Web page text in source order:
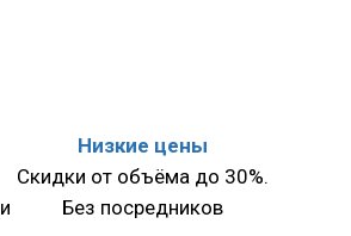
Низкие цены
Скидки от объёма до 30%.
Без посредников